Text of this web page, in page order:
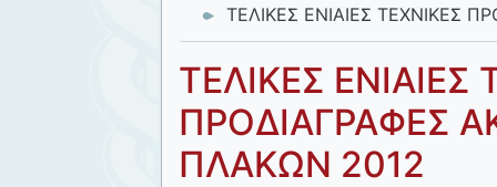
ΤΕΛΙΚΕΣ ΕΝΙΑΙΕΣ ΤΕΧΝΙΚΕΣ
ΤΕΛΙΚΕΣ ΕΝΙΑΙΕΣ
ΠΡΟΔΙΑΓΡΑΦΕΣ
ΠΛΑΚΩΝ 2012